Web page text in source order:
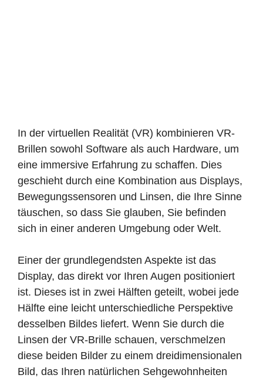
In der virtuellen Realität (VR) kombinieren VR-
Brillen sowohl Software als auch Hardware, um
eine immersive Erfahrung zu schaffen. Dies
geschieht durch eine Kombination aus Displays,
Bewegungssensoren und Linsen, die Ihre Sinne
täuschen, so dass Sie glauben, Sie befinden
sich in einer anderen Umgebung oder Welt.
Einer der grundlegendsten Aspekte ist das
Display, das direkt vor Ihren Augen positioniert
ist. Dieses ist in zwei Hälften geteilt, wobei jede
Hälfte eine leicht unterschiedliche Perspektive
desselben Bildes liefert. Wenn Sie durch die
Linsen der VR-Brille schauen, verschmelzen
diese beiden Bilder zu einem dreidimensionalen
Bild, das Ihren natürlichen Sehgewohnheiten